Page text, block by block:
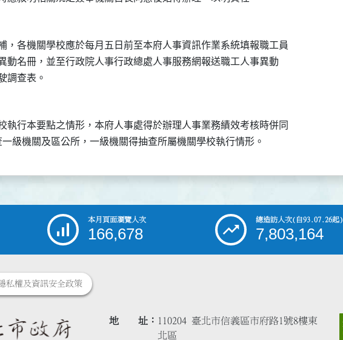
，各機關學校應於每月五日前至本府人事資訊作業系統填報職工員
異動名冊，並至行政院人事行政總處人事服務網報送職工人事異動
執行本要點之情形，本府人事處得於辦理人事業務績效考核時併同
本月頁面瀏覽人次
166,678
總造訪人次(自93.07.26起)
7,803,164
私權及資訊安全政策
地 址
110204 臺北市信義區市府路1號8樓東
北區